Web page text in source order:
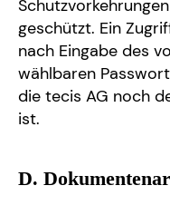
geschützt. Ein
nach Eingabe des
wählbaren
die tecis AG noch
ist.
D.